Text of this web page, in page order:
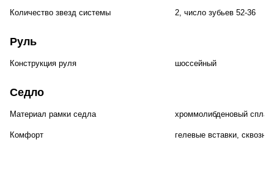
Количество звезд системы 2, число зубьев 52-36
Руль
Конструкция руля шоссейный
Седло
Материал рамки седла хроммолибденовый сплав
Комфорт гелевые вставки,